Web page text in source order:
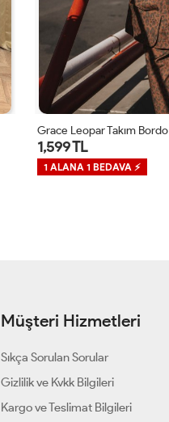
Grace Leopar Takım Bordo
1,599 TL
1 ALANA 1 BEDAVA ⚡
Müşteri Hizmetleri
Sıkça Sorulan Sorular
Gizlilik ve Kvkk Bilgileri
Kargo ve Teslimat Bilgileri